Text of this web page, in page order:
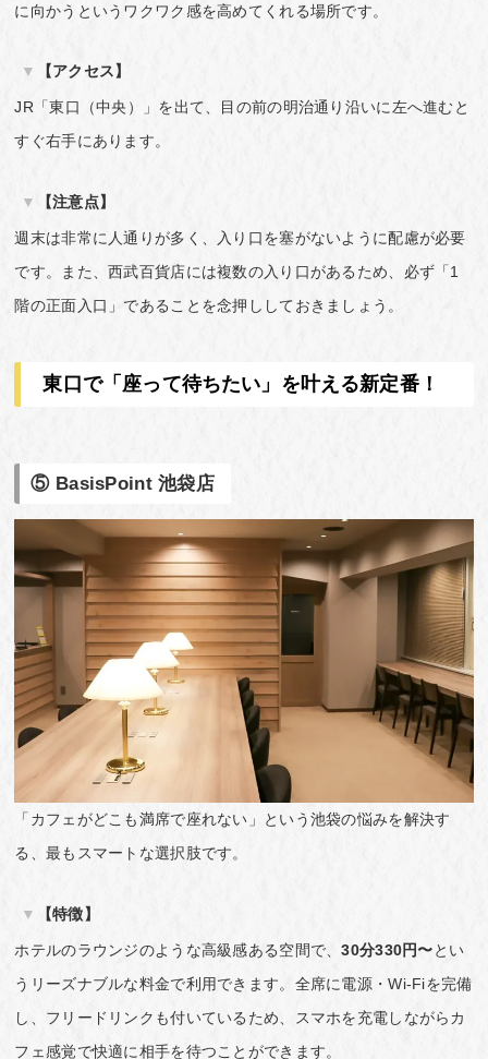
に向かうというワクワク感を高めてくれる場所です。
【アクセス】
JR「東口（中央）」を出て、目の前の明治通り沿いに左へ進むと
すぐ右手にあります。
【注意点】
週末は非常に人通りが多く、入り口を塞がないように配慮が必要
です。また、西武百貨店には複数の入り口があるため、必ず「1
階の正面入口」であることを念押ししておきましょう。
東口で「座って待ちたい」を叶える新定番！
⑤ BasisPoint 池袋店
「カフェがどこも満席で座れない」という池袋の悩みを解決す
る、最もスマートな選択肢です。
【特徴】
ホテルのラウンジのような高級感ある空間で、30分330円〜とい
うリーズナブルな料金で利用できます。全席に電源・Wi-Fiを完備
し、フリードリンクも付いているため、スマホを充電しながらカ
フェ感覚で快適に相手を待つことができます。